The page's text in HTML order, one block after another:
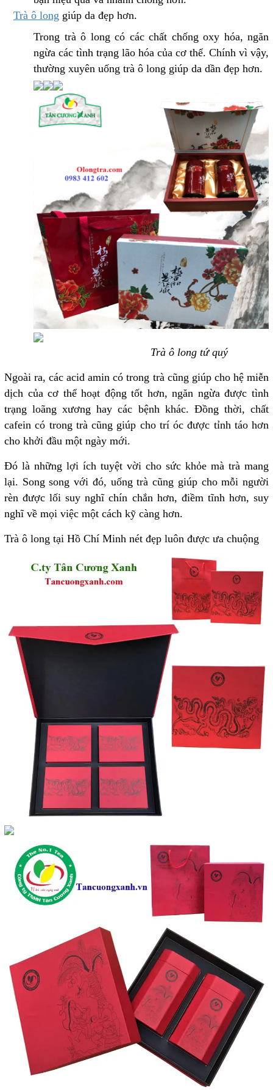
Trà ô long giúp da đẹp hơn.
Trong trà ô long có các chất chống oxy hóa, ngăn
ngừa các tình trạng lão hóa của cơ thể. Chính vì vậy,
thường xuyên uống trà ô long giúp da dần đẹp hơn.
Trà ô long tứ quý
Ngoài ra, các acid amin có trong trà cũng giúp cho hệ miễn
dịch của cơ thể hoạt động tốt hơn, ngăn ngừa được tình
trạng loãng xương hay các bệnh khác. Đồng thời, chất
cafein có trong trà cũng giúp cho trí óc được tỉnh táo hơn
cho khởi đầu một ngày mới.
Đó là những lợi ích tuyệt vời cho sức khỏe mà trà mang
lại. Song song với đó, uống trà cũng giúp cho mỗi người
rèn được lối suy nghĩ chín chắn hơn, điềm tĩnh hơn, suy
nghĩ về mọi việc một cách kỹ càng hơn.
Trà ô long tại Hồ Chí Minh nét đẹp luôn được ưa chuộng